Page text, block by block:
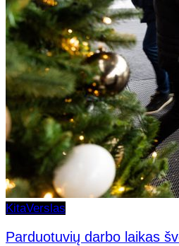
KitaVerslas
Parduotuvių darbo laikas